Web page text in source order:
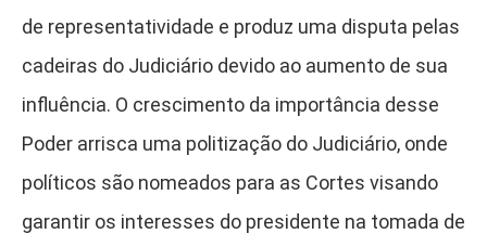
de representatividade e produz uma disputa pelas
cadeiras do Judiciário devido ao aumento de sua
influência. O crescimento da importância desse
Poder arrisca uma politização do Judiciário, onde
políticos são nomeados para as Cortes visando
garantir os interesses do presidente na tomada de